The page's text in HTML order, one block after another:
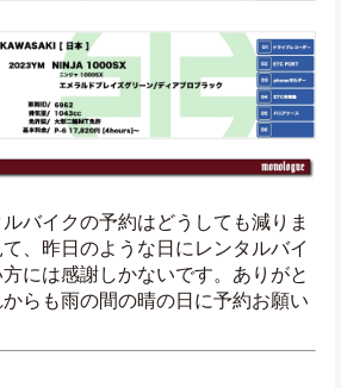
バイクの予約はどうしても減りま
、昨日のような日にレンタルバイ
には感謝しかないです。ありがと
らも雨の間の晴の日に予約お願い